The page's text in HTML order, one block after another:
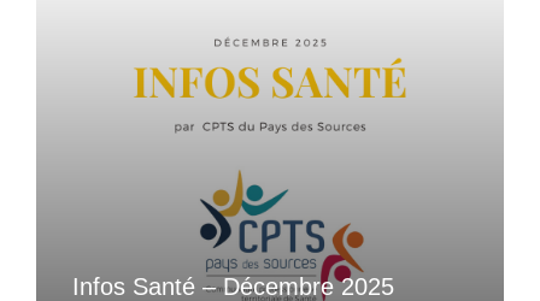
Infos Santé – Décembre 2025